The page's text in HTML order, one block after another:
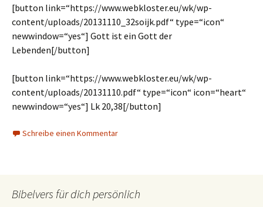
[button link=“https://www.webkloster.eu/wk/wp-
content/uploads/20131110_32soijk.pdf“ type=“icon“
newwindow=“yes“] Gott ist ein Gott der
Lebenden[/button]
[button link=“https://www.webkloster.eu/wk/wp-
content/uploads/20131110.pdf“ type=“icon“ icon=“heart“
newwindow=“yes“] Lk 20,38[/button]
Schreibe einen Kommentar
Bibelvers für dich persönlich